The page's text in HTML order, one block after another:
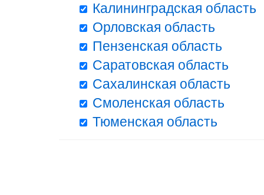
Калининградская область
Орловская область
Пензенская область
Саратовская область
Сахалинская область
Смоленская область
Тюменская область